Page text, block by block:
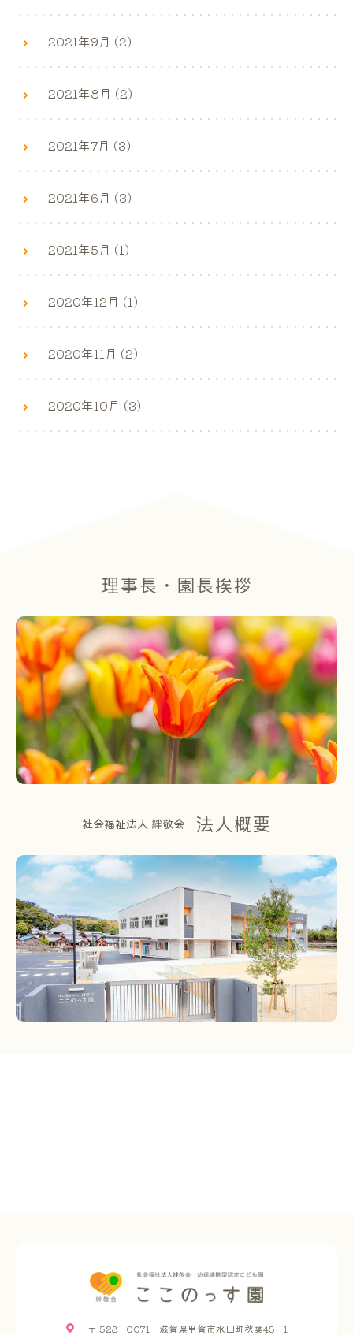
2021年9月 (2)
2021年8月 (2)
2021年7月 (3)
2021年6月 (3)
2021年5月 (1)
2020年12月 (1)
2020年11月 (2)
2020年10月 (3)
理事長・園長挨拶
社会福祉法人 絆敬会 法人概要
〒 528 - 0071 滋賀県甲賀市水口町秋葉45 - 1